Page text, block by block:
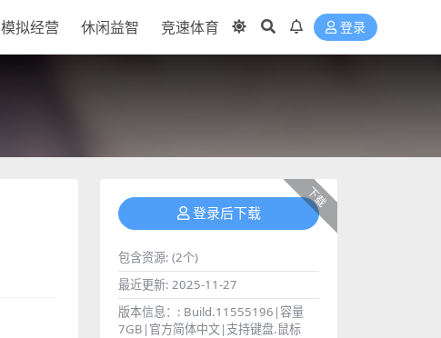
模拟经营 休闲益智 竞速体育 登录
下载
登录后下载
包含资源: (2个)
最近更新: 2025-11-27
版本信息：: Build.11555196|容量
7GB|官方简体中文|支持键盘.鼠标